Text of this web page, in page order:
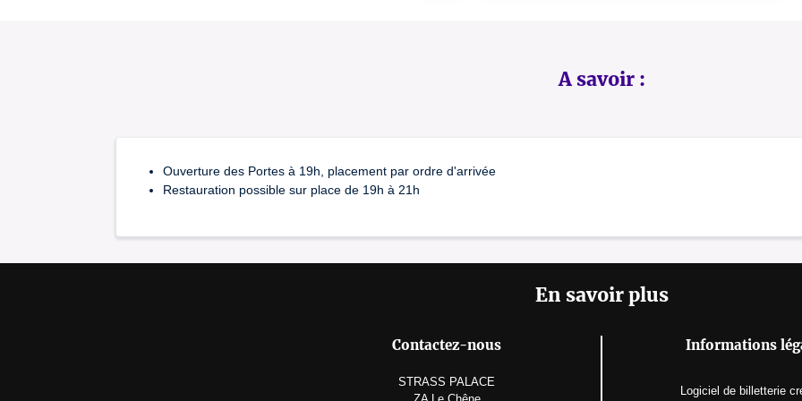
A savoir :
Ouverture des Portes à 19h, placement par ordre d'arrivée
Restauration possible sur place de 19h à 21h
En savoir plus
Contactez-nous
STRASS PALACE
Informations
Logiciel de billetterie